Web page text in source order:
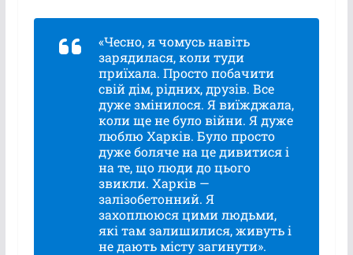
«Чесно, я чомусь навіть
зарядилася, коли туди
приїхала. Просто побачити
свій дім, рідних, друзів. Все
дуже змінилося. Я виїжджала,
коли ще не було війни. Я дуже
люблю Харків. Було просто
дуже боляче на це дивитися і
на те, що люди до цього
звикли. Харків —
залізобетонний. Я
захоплююся цими людьми,
які там залишилися, живуть і
не дають місту загинути».